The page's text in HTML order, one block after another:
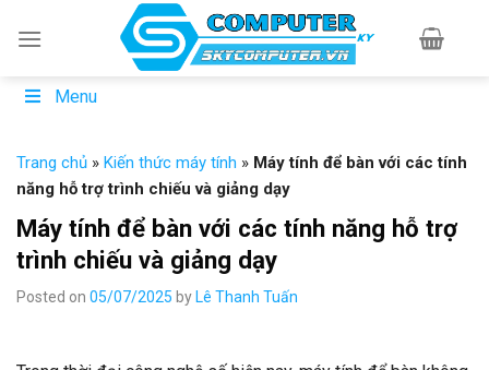
Menu
Trang chủ » Kiến thức máy tính » Máy tính để bàn với các tính
năng hỗ trợ trình chiếu và giảng dạy
Máy tính để bàn với các tính năng hỗ trợ
trình chiếu và giảng dạy
Posted on 05/07/2025 by Lê Thanh Tuấn